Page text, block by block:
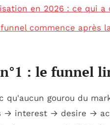
en 2026 : ce qui a
commence après
: le funnel
qu'aucun gourou du
→ interest → desire →